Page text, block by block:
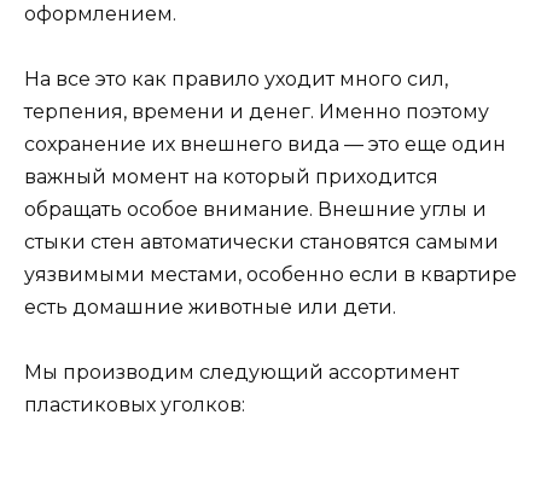
оформлением.
На все это как правило уходит много сил,
терпения, времени и денег. Именно поэтому
сохранение их внешнего вида — это еще один
важный момент на который приходится
обращать особое внимание. Внешние углы и
стыки стен автоматически становятся самыми
уязвимыми местами, особенно если в квартире
есть домашние животные или дети.
Мы производим следующий ассортимент
пластиковых уголков: